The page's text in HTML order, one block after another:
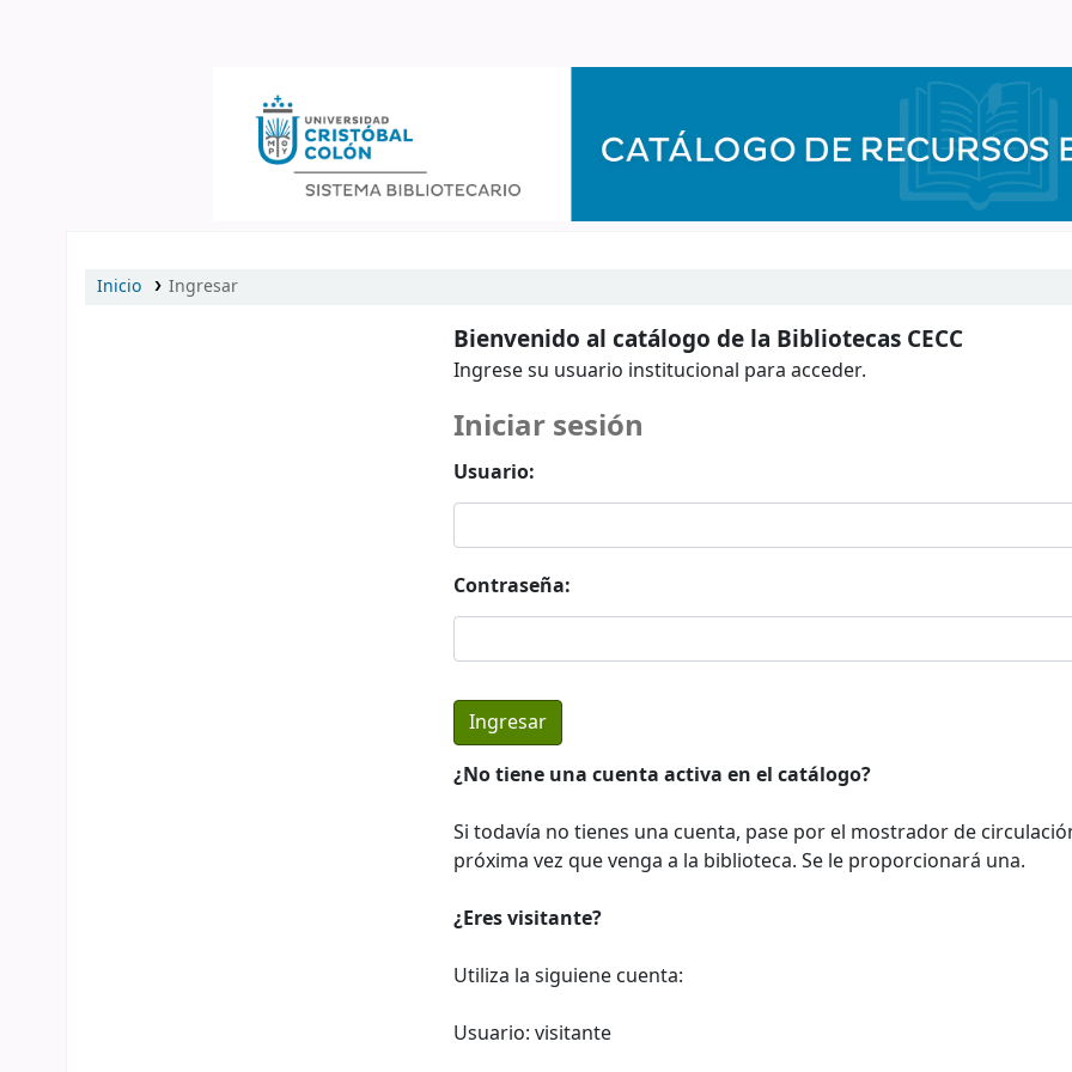
Inicio Ingresar
Bienvenido al catálogo de la Bibliotecas CECC
Ingrese su usuario institucional para acceder.
Iniciar sesión
Usuario:
Contraseña:
¿No tiene una cuenta activa en el catálogo?
Si todavía no tienes una cuenta, pase por el mostrador de
próxima vez que venga a la biblioteca. Se le proporcionará una.
¿Eres visitante?
Utiliza la siguiene cuenta:
Usuario: visitante